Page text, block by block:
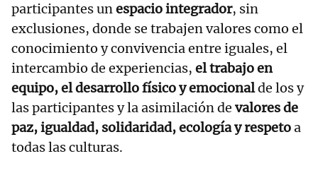
participantes unespacio integrador, sin
exclusiones, donde se trabajen valores como el
conocimiento y convivencia entre iguales, el
intercambio de experiencias, el trabajo en
equipo, el desarrollo físico y emocionalde los y
las participantes y la asimilación de valores de
paz, igualdad, solidaridad, ecología y respetoa
todas las culturas.